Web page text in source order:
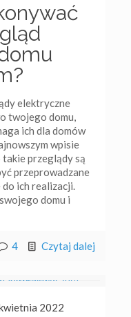
elektryczne
twojego domu,
ich dla domów
wpisie
przeglądy są
przeprowadzane
ich realizacji.
domu i
4 Czytaj dalej
2022